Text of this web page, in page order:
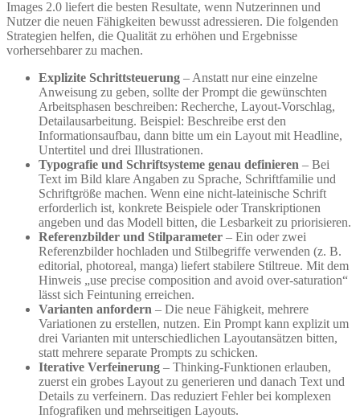
Images 2.0 liefert die besten Resultate, wenn Nutzerinnen und
Nutzer die neuen Fähigkeiten bewusst adressieren. Die folgenden
Strategien helfen, die Qualität zu erhöhen und Ergebnisse
vorhersehbarer zu machen.
Explizite Schrittsteuerung – Anstatt nur eine einzelne
Anweisung zu geben, sollte der Prompt die gewünschten
Arbeitsphasen beschreiben: Recherche, Layout-Vorschlag,
Detailausarbeitung. Beispiel: Beschreibe erst den
Informationsaufbau, dann bitte um ein Layout mit Headline,
Untertitel und drei Illustrationen.
Typografie und Schriftsysteme genau definieren – Bei
Text im Bild klare Angaben zu Sprache, Schriftfamilie und
Schriftgröße machen. Wenn eine nicht-lateinische Schrift
erforderlich ist, konkrete Beispiele oder Transkriptionen
angeben und das Modell bitten, die Lesbarkeit zu priorisieren.
Referenzbilder und Stilparameter – Ein oder zwei
Referenzbilder hochladen und Stilbegriffe verwenden (z. B.
editorial, photoreal, manga) liefert stabilere Stiltreue. Mit dem
Hinweis „use precise composition and avoid over-saturation“
lässt sich Feintuning erreichen.
Varianten anfordern – Die neue Fähigkeit, mehrere
Variationen zu erstellen, nutzen. Ein Prompt kann explizit um
drei Varianten mit unterschiedlichen Layoutansätzen bitten,
statt mehrere separate Prompts zu schicken.
Iterative Verfeinerung – Thinking-Funktionen erlauben,
zuerst ein grobes Layout zu generieren und danach Text und
Details zu verfeinern. Das reduziert Fehler bei komplexen
Infografiken und mehrseitigen Layouts.